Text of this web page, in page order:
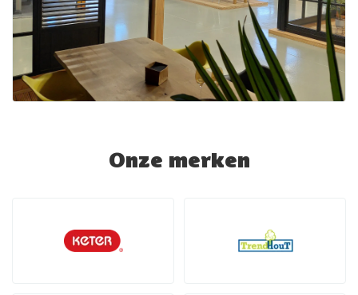
Onze merken